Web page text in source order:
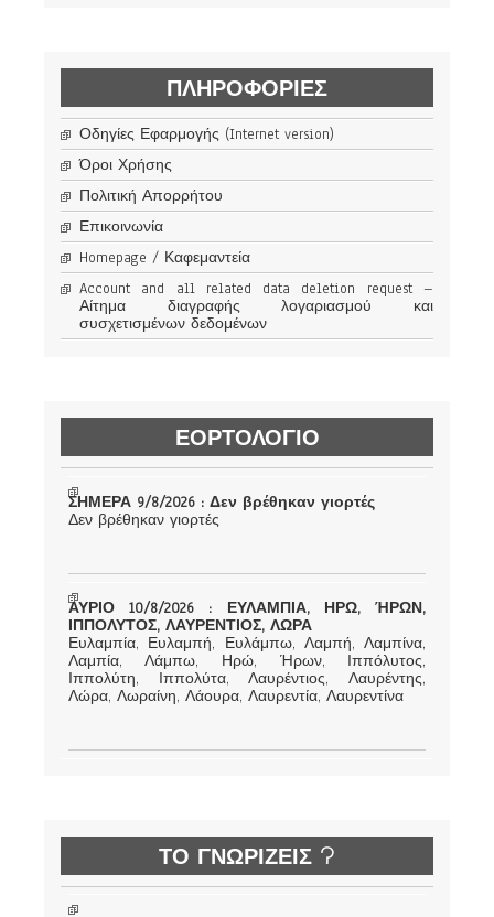
ΠΛΗΡΟΦΟΡΊΕΣ
Οδηγίες Εφαρμογής (Internet version)
Όροι Χρήσης
Πολιτική Απορρήτου
Επικοινωνία
Homepage / Καφεμαντεία
Account and all related data deletion request –
Αίτημα διαγραφής λογαριασμού και
συσχετισμένων δεδομένων
ΕΟΡΤΟΛΟΓΙΟ
ΣΗΜΕΡΑ 9/8/2026 : Δεν βρέθηκαν γιορτές
Δεν βρέθηκαν γιορτές
ΑΥΡΙΟ 10/8/2026 : ΕΥΛΑΜΠΙΑ, ΗΡΩ, ΉΡΩΝ,
ΙΠΠΟΛΥΤΟΣ, ΛΑΥΡΕΝΤΙΟΣ, ΛΩΡΑ
Ευλαμπία, Ευλαμπή, Ευλάμπω, Λαμπή, Λαμπίνα,
Λαμπία, Λάμπω, Ηρώ, Ήρων, Ιππόλυτος,
Ιππολύτη, Ιππολύτα, Λαυρέντιος, Λαυρέντης,
Λώρα, Λωραίνη, Λάουρα, Λαυρεντία, Λαυρεντίνα
ΤΟ ΓΝΩΡΙΖΕΙΣ ?